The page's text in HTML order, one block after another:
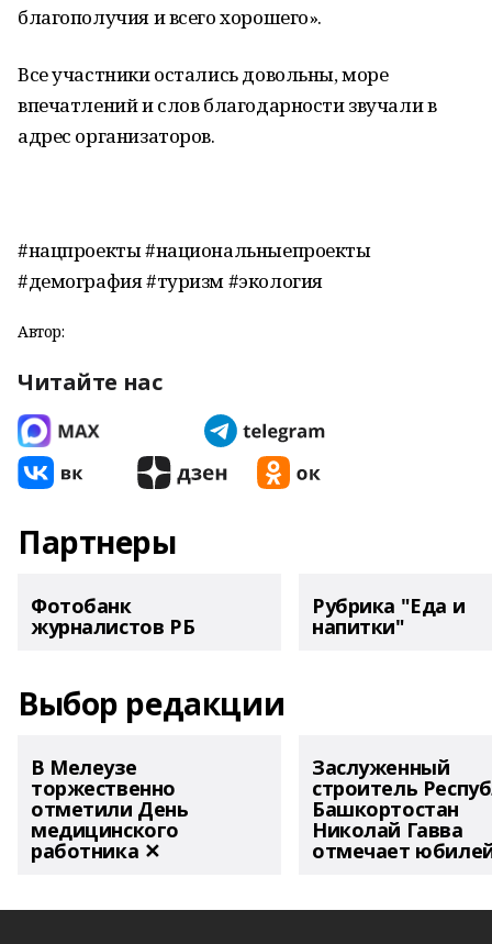
благополучия и всего хорошего».
Все участники остались довольны, море
впечатлений и слов благодарности звучали в
адрес организаторов.
#нацпроекты #национальныепроекты
#демография #туризм #экология
Автор:
Читайте нас
Партнеры
Фотобанк
журналистов РБ
Рубрика "Еда и
напитки"
Выбор редакции
В Мелеузе
торжественно
отметили День
медицинского
работника ✕
Заслуженный
строитель
Башкортостан
Николай Гавва
отмечает